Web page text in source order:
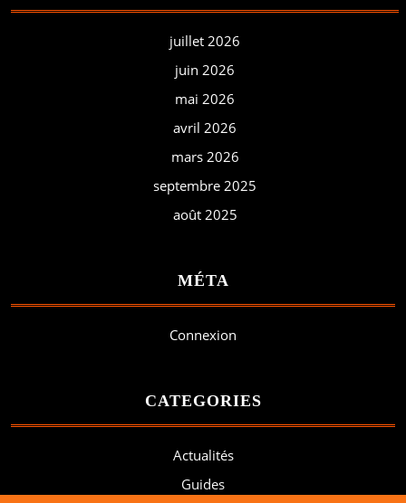
juillet 2026
juin 2026
mai 2026
avril 2026
mars 2026
septembre 2025
août 2025
MÉTA
Connexion
CATEGORIES
Actualités
Guides